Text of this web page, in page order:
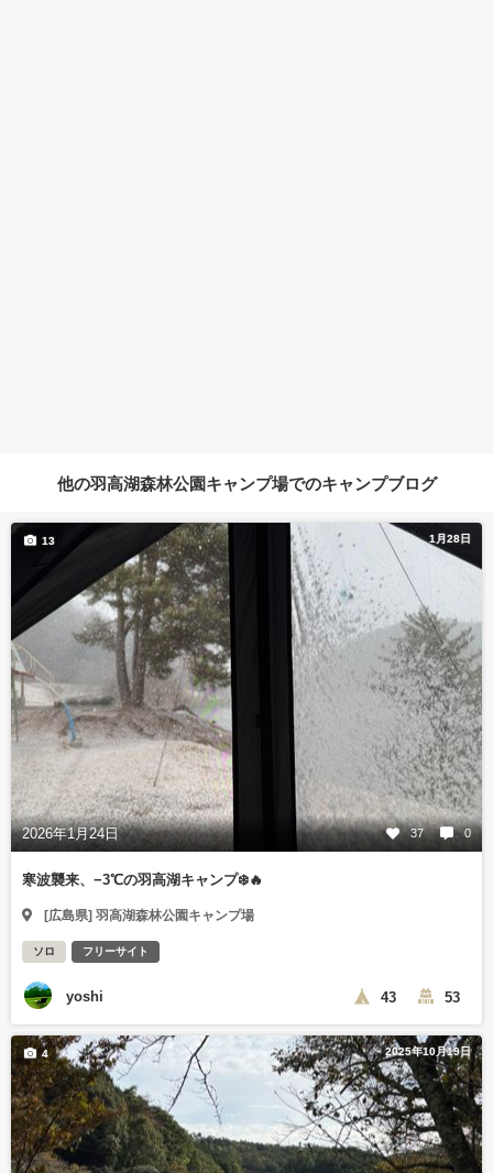
他の羽高湖森林公園キャンプ場でのキャンプブログ
1月28日
2026年1月24日 37 0
13
寒波襲来、−3℃の羽高湖キャンプ❄️🔥
[広島県] 羽高湖森林公園キャンプ場
ソロ フリーサイト
yoshi 43 53
2025年10月19日
4